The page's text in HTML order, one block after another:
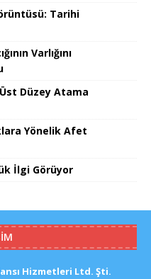
Tarihi
Varlığını
Düzey Atama
Yönelik Afet
İlgi Görüyor
Hizmetleri Ltd. Şti.